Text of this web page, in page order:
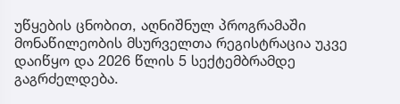
უწყების ცნობით, აღნიშნულ პროგრამაში
მონაწილეობის მსურველთა რეგისტრაცია უკვე
დაიწყო და 2026 წლის 5 სექტემბრამდე
გაგრძელდება.